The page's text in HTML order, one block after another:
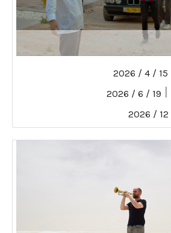
15 / 4 / 2026
19 / 6 / 2026